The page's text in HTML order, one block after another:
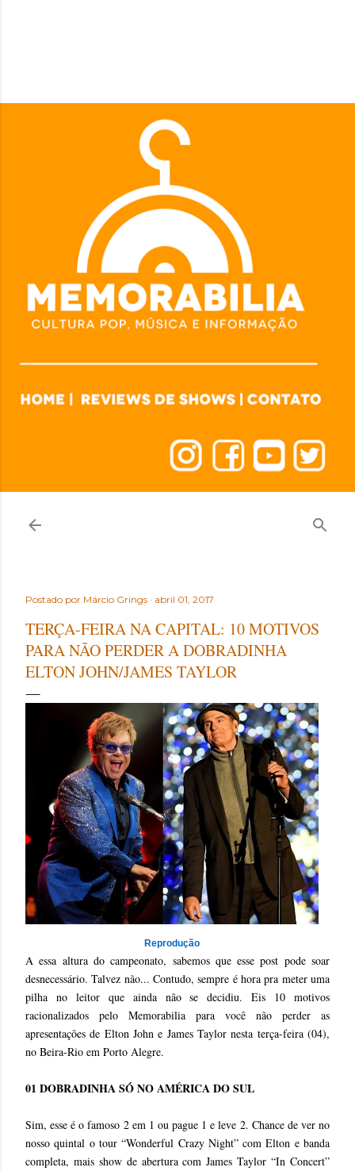
Postado por Márcio Grings abril 01, 2017
TERÇA-FEIRA NA CAPITAL: 10 MOTIVOS
PARA NÃO PERDER A DOBRADINHA
ELTON JOHN/JAMES TAYLOR
Reprodução
A essa altura do campeonato, sabemos que esse post pode soar
desnecessário. Talvez não... Contudo, sempre é hora pra meter uma
pilha no leitor que ainda não se decidiu. Eis 10 motivos
racionalizados pelo Memorabilia para você não perder as
apresentações de Elton John e James Taylor nesta terça-feira (04),
no Beira-Rio em Porto Alegre.
01 DOBRADINHA SÓ NO AMÉRICA DO SUL
Sim, esse é o famoso 2 em 1 ou pague 1 e leve 2. Chance de ver no
nosso quintal o tour “Wonderful Crazy Night” com Elton e banda
completa, mais show de abertura com James Taylor “In Concert”